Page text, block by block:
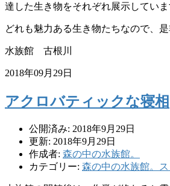
達した生き物をそれぞれ展示していま
どれも魅力ある生き物たちなので、是
水族館 古根川
2018年09月29日
アクロバティックな寝相
公開済み: 2018年9月29日
更新: 2018年9月29日
作成者: 森の中の水族館。
カテゴリー: 森の中の水族館。